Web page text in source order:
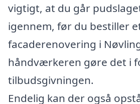
vigtigt, at du går
igennem, før du bestiller
facaderenovering i
håndværkeren gøre det i
tilbudsgivningen.
Endelig kan der også